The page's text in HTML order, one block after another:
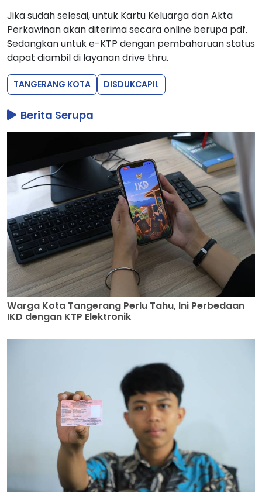
Jika sudah selesai, untuk Kartu Keluarga dan Akta
Perkawinan akan diterima secara online berupa pdf.
Sedangkan untuk e-KTP dengan pembaharuan status
dapat diambil di layanan drive thru.
TANGERANG KOTA DISDUKCAPIL
Berita Serupa
Warga Kota Tangerang Perlu Tahu, Ini Perbedaan
IKD dengan KTP Elektronik